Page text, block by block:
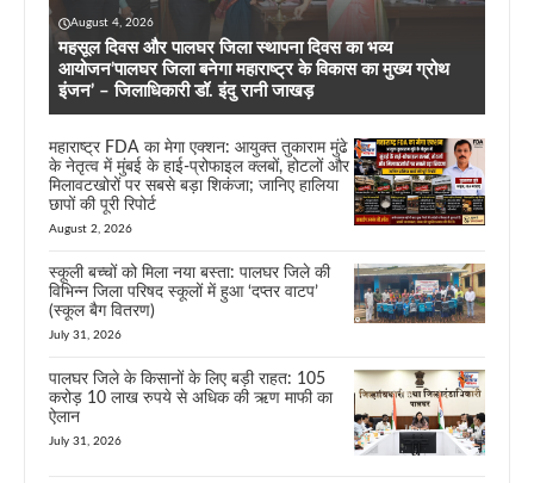
August 4, 2026
महसूल दिवस और पालघर जिला स्थापना दिवस का भव्य
आयोजन’पालघर जिला बनेगा महाराष्ट्र के विकास का मुख्य ग्रोथ
इंजन’ – जिलाधिकारी डॉ. इंदु रानी जाखड़
महाराष्ट्र FDA का मेगा एक्शन: आयुक्त तुकाराम मुंढे
के नेतृत्व में मुंबई के हाई-प्रोफाइल क्लबों, होटलों और
मिलावटखोरों पर सबसे बड़ा शिकंजा; जानिए हालिया
छापों की पूरी रिपोर्ट
August 2, 2026
स्कूली बच्चों को मिला नया बस्ता: पालघर जिले की
विभिन्न जिला परिषद स्कूलों में हुआ ‘दप्तर वाटप’
(स्कूल बैग वितरण)
July 31, 2026
पालघर जिले के किसानों के लिए बड़ी राहत: 105
करोड़ 10 लाख रुपये से अधिक की ऋण माफी का
ऐलान
July 31, 2026